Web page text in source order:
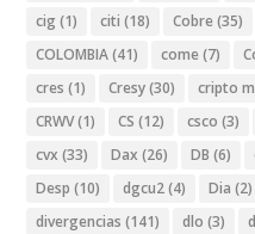
cig (1) citi (18) Cobre (35)
COLOMBIA(41) come (7)
cres (1) Cresy(30) cripto
CRWV(1) CS (12) csco (3)
cvx (33) Dax (26) DB (6)
Desp (10) dgcu2(4) Dia (2)
divergencias (141) dlo (3)